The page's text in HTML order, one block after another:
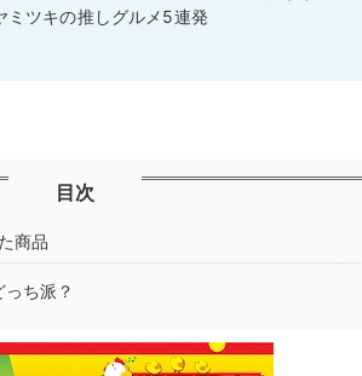
ミツキの推しグルメ5連発
目次
商品
ち派？